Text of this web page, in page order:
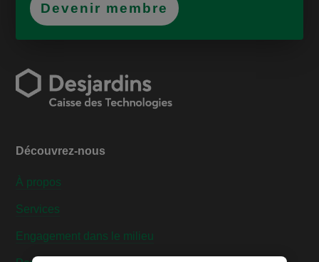
Devenir membre
Découvrez-nous
À propos
Services
Engagement dans le milieu